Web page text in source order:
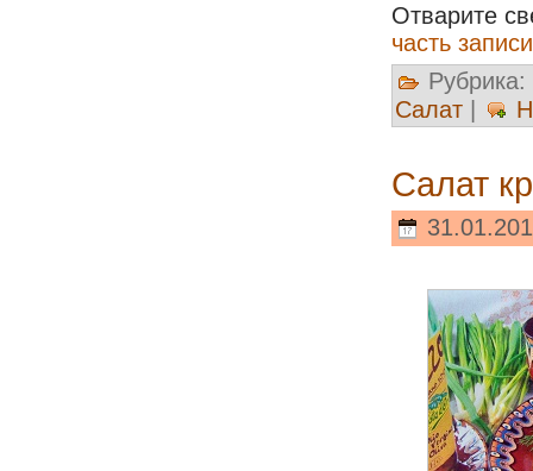
Отварите
часть
Рубрика:
Салат
Салат